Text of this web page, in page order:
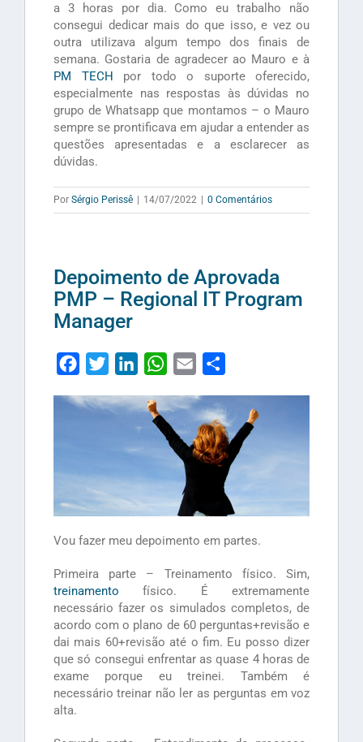
a 3 horas por dia. Como eu trabalho não
consegui dedicar mais do que isso, e vez ou
outra utilizava algum tempo dos finais de
semana. Gostaria de agradecer ao Mauro e à
PM TECH por todo o suporte oferecido,
especialmente nas respostas às dúvidas no
grupo de Whatsapp que montamos – o Mauro
sempre se prontificava em ajudar a entender as
questões apresentadas e a esclarecer as
dúvidas.
Por Sérgio Perissê 14/07/2022 0 Comentários
Depoimento de Aprovada
PMP – Regional IT Program
Manager
FacebookTwitterLinkedInWhatsApp
Email
Vou fazer meu depoimento em partes.
Primeira parte – Treinamento físico. Sim,
treinamento físico. É extremamente
necessário fazer os simulados completos, de
acordo com o plano de 60 perguntas+revisão e
dai mais 60+revisão até o fim. Eu posso dizer
que só consegui enfrentar as quase 4 horas de
exame porque eu treinei. Também é
necessário treinar não ler as perguntas em voz
alta.